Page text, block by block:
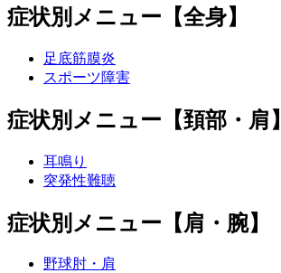
症状別メニュー【全身】
足底筋膜炎
スポーツ障害
症状別メニュー【頚部・肩】
耳鳴り
突発性難聴
症状別メニュー【肩・腕】
野球肘・肩